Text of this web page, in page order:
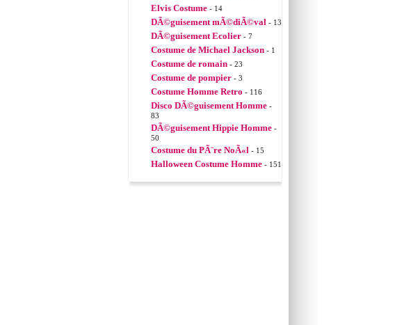
Elvis Costume - 14
DÃ©guisement mÃ©diÃ©val - 13
DÃ©guisement Ecolier - 7
Costume de Michael Jackson - 1
Costume de romain - 23
Costume de pompier - 3
Costume Homme Retro - 116
Disco DÃ©guisement Homme -
83
DÃ©guisement Hippie Homme -
50
Costume du PÃ¨re NoÃ«l - 15
Halloween Costume Homme - 151